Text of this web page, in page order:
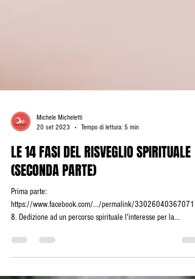
20 set 2023
Tempo di lettura: 5 min
LE 14 FASI DEL RISVEGLIO SPIRITUALE
(SECONDA PARTE)
Prima parte:
8. Dedizione ad un percorso spirituale l'interesse per la...